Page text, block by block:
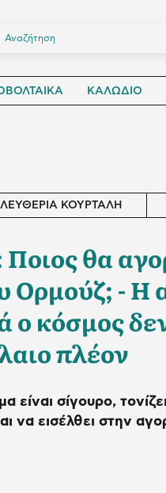
ΚΑΛΩΔΙΟ
ΚΟΥΡΤΑΛΗ
θα
Ορμούζ; - Η
κόσμος
πλέον
είναι σίγουρο,
να εισέλθει στην